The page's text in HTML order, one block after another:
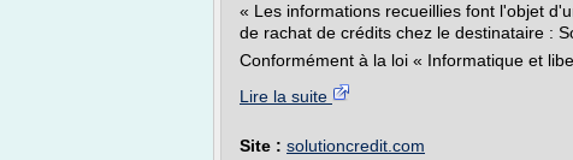
« Les informations recueillies font l'objet
de rachat de crédits chez le destinataire :
Conformément à la loi « Informatique et
Lire la suite
Site : solutioncredit.com